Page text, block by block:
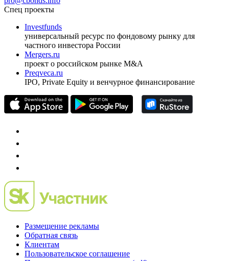
оформить подписку
pro@cbonds.info
Спец проекты
Investfunds
универсальный ресурс по фондовому рынку для
частного инвестора России
проект о российском рынке M&A
Preqveca.ru